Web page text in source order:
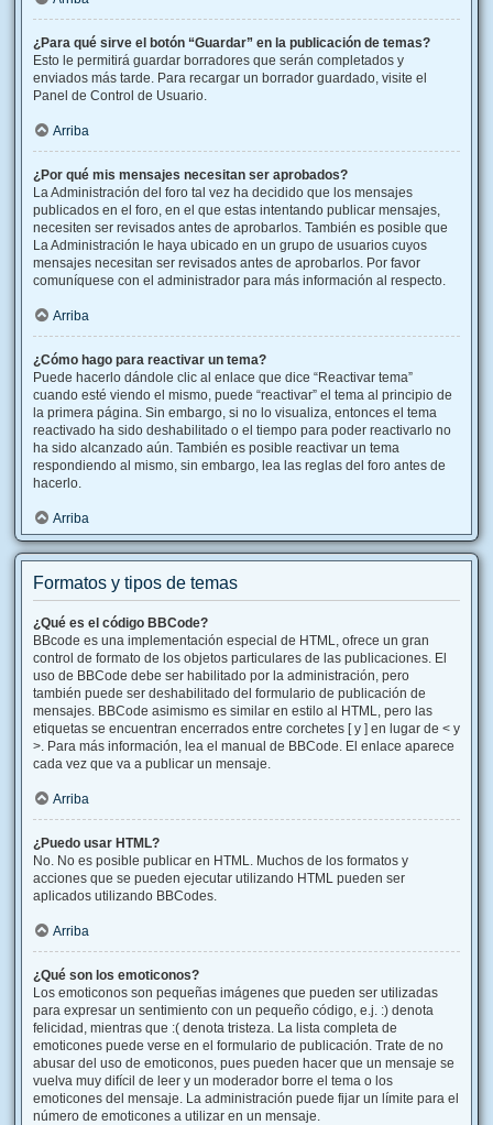
¿Para qué sirve el botón “Guardar” en la publicación de temas?
Esto le permitirá guardar borradores que serán completados y
enviados más tarde. Para recargar un borrador guardado, visite el
Panel de Control de Usuario.
Arriba
¿Por qué mis mensajes necesitan ser aprobados?
La Administración del foro tal vez ha decidido que los mensajes
publicados en el foro, en el que estas intentando publicar mensajes,
necesiten ser revisados antes de aprobarlos. También es posible que
La Administración le haya ubicado en un grupo de usuarios cuyos
mensajes necesitan ser revisados antes de aprobarlos. Por favor
comuníquese con el administrador para más información al respecto.
Arriba
¿Cómo hago para reactivar un tema?
Puede hacerlo dándole clic al enlace que dice “Reactivar tema”
cuando esté viendo el mismo, puede “reactivar” el tema al principio de
la primera página. Sin embargo, si no lo visualiza, entonces el tema
reactivado ha sido deshabilitado o el tiempo para poder reactivarlo no
ha sido alcanzado aún. También es posible reactivar un tema
respondiendo al mismo, sin embargo, lea las reglas del foro antes de
hacerlo.
Arriba
Formatos y tipos de temas
¿Qué es el código BBCode?
BBcode es una implementación especial de HTML, ofrece un gran
control de formato de los objetos particulares de las publicaciones. El
uso de BBCode debe ser habilitado por la administración, pero
también puede ser deshabilitado del formulario de publicación de
mensajes. BBCode asimismo es similar en estilo al HTML, pero las
etiquetas se encuentran encerrados entre corchetes [ y ] en lugar de < y
>. Para más información, lea el manual de BBCode. El enlace aparece
cada vez que va a publicar un mensaje.
Arriba
¿Puedo usar HTML?
No. No es posible publicar en HTML. Muchos de los formatos y
acciones que se pueden ejecutar utilizando HTML pueden ser
aplicados utilizando BBCodes.
Arriba
¿Qué son los emoticonos?
Los emoticonos son pequeñas imágenes que pueden ser utilizadas
para expresar un sentimiento con un pequeño código, e.j. :) denota
felicidad, mientras que :( denota tristeza. La lista completa de
emoticones puede verse en el formulario de publicación. Trate de no
abusar del uso de emoticonos, pues pueden hacer que un mensaje se
vuelva muy difícil de leer y un moderador borre el tema o los
emoticones del mensaje. La administración puede fijar un límite para el
número de emoticones a utilizar en un mensaje.